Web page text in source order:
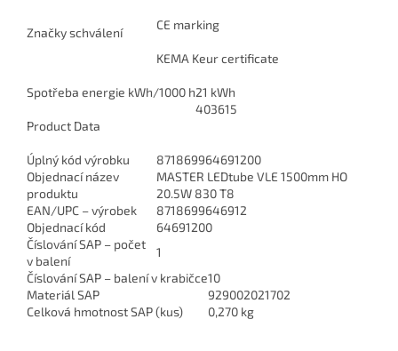
Značky schválení
CE marking
KEMA Keur certificate
Spotřeba energie kWh/1000 h21 kWh
403615
Product Data
Úplný kód výrobku
871869964691200
Objednací název
produktu
MASTER LEDtube VLE 1500mm HO
20.5W 830 T8
EAN/UPC – výrobek
8718699646912
Objednací kód
64691200
Číslování SAP – počet
v balení
1
Číslování SAP – balení v krabičce10
Materiál SAP
929002021702
Celková hmotnost SAP (kus)
0,270 kg